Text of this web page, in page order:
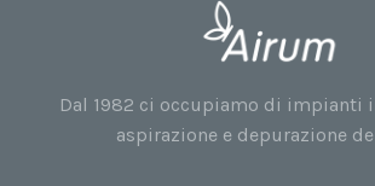
Dal 1982 ci occupiamo di impianti
aspirazione e depurazione